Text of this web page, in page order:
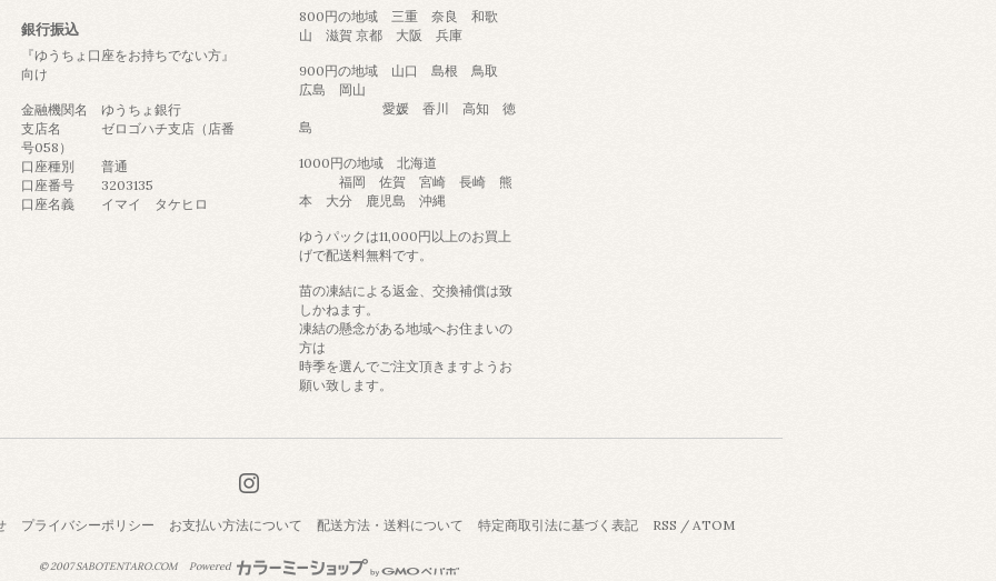
銀行振込
『ゆうちょ口座をお持ちでない方』
向け
金融機関名 ゆうちょ銀行
支店名 ゼロゴハチ支店（店番
号058）
口座種別 普通
口座番号 3203135
口座名義 イマイ タケヒロ
800円の地域 三重 奈良 和歌
山 滋賀 京都 大阪 兵庫
900円の地域 山口 島根 鳥取
広島 岡山
愛媛 香川 高知 徳
島
1000円の地域 北海道
福岡 佐賀 宮崎 長崎 熊
本 大分 鹿児島 沖縄
ゆうパックは11,000円以上のお買上
げで配送料無料です。
苗の凍結による返金、交換補償は致
しかねます。
凍結の懸念がある地域へお住まいの
方は
時季を選んでご注文頂きますようお
願い致します。
プライバシーポリシー お支払い方法について 配送方法・送料について 特定商取引法に基づく表記 RSS / ATOM
© 2007 SABOTENTARO.COM Powered